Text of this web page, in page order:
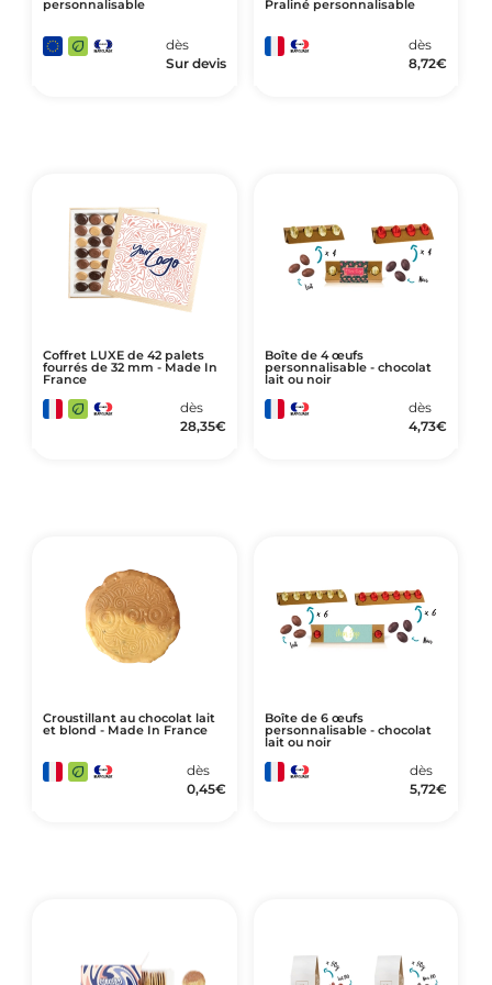
personnalisable
dès
Sur devis
Praliné personnalisable
dès
8,72€
Coffret LUXE de 42 palets
fourrés de 32 mm - Made In
France
dès
28,35€
Boîte de 4 œufs
personnalisable - chocolat
lait ou noir
dès
4,73€
Croustillant au chocolat lait
et blond - Made In France
dès
0,45€
Boîte de 6 œufs
personnalisable - chocolat
lait ou noir
dès
5,72€